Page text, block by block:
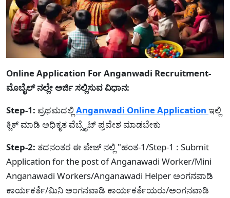
Online Application For Anganwadi Recruitment-
ಮೊಬೈಲ್ ನಲ್ಲೇ ಅರ್ಜಿ ಸಲ್ಲಿಸುವ ವಿಧಾನ:
Step-1: ಪ್ರಥಮದಲ್ಲಿ Anganwadi Online Application ಇಲ್ಲಿ
ಕ್ಲಿಕ್ ಮಾಡಿ ಅಧಿಕೃತ ವೆಬ್ಸೈಟ್ ಪ್ರವೇಶ ಮಾಡಬೇಕು
Step-2: ತದನಂತರ ಈ ಪೇಜ್ ನಲ್ಲಿ "ಹಂತ-1/Step-1 : Submit
Application for the post of Anganawadi Worker/Mini
Anganawadi Workers/Anganawadi Helper ಅಂಗನವಾಡಿ
ಕಾರ್ಯಕರ್ತೆ/ಮಿನಿ ಅಂಗನವಾಡಿ ಕಾರ್ಯಕರ್ತೆಯರು/ಅಂಗನವಾಡಿ